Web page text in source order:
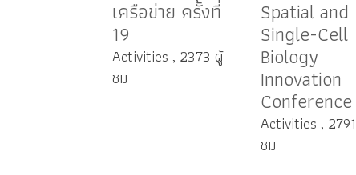
เครือข่าย ครั้งที่
19
Activities , 2373 ผู้
ชม
Spatial and
Single-Cell
Biology
Innovation
Conference
Activities ,
ชม